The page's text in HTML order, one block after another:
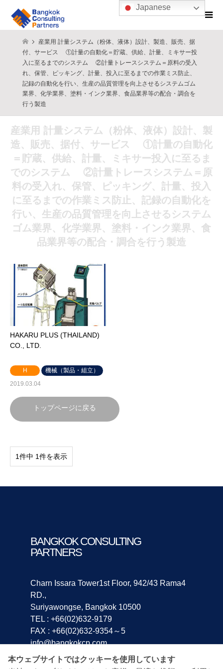
産業用 計量システム（粉体、液体）設計、製造、販売、据
付、サービス ①計量の自動化＝貯蔵、供給、計量、ミキサー投
入に至るまでのシステム ②計量トレースシステム＝原料の受入
れ、保管、ピッキング、計量、投入に至るまでの作業ミス防止、
記録の自動化を行い、生産の品質管理を向上させるシステムゴム
業界、化学業界、塗料・インク業界、食品業界等の配合・調合を
行う製造
産業用 計量システム（粉体、液体）設計、製
造、販売、据付、サービス ①計量の自動化
＝貯蔵、供給、計量、ミキサー投入に至るま
でのシステム ②計量トレースシステム＝原
料の受入れ、保管、ピッキング、計量、投入
に至るまでの作業ミス防止、記録の自動化を
行い、生産の品質管理を向上させるシステム
ゴム業界、化学業界、塗料・インク業界、食
品業界等の配合・調合を行う製造
HAKARU PLUS (THAILAND)
CO., LTD.
H
機械（製品・組立）
2019.03.04
トップページに戻る
1件中 1件を表示
BANGKOK CONSULTING
PARTNERS
Charn Issara Tower1st Floor, 942/43 Rama4
RD.,
Suriyawongse, Bangkok 10500
TEL : +66(02)632-9179
FAX : +66(02)632-9354～5
info@bangkokcp.com
ホーム 会社案内 会社概要 トップメッセージ
Japanese
本ウェブサイトではクッキーを使用しています